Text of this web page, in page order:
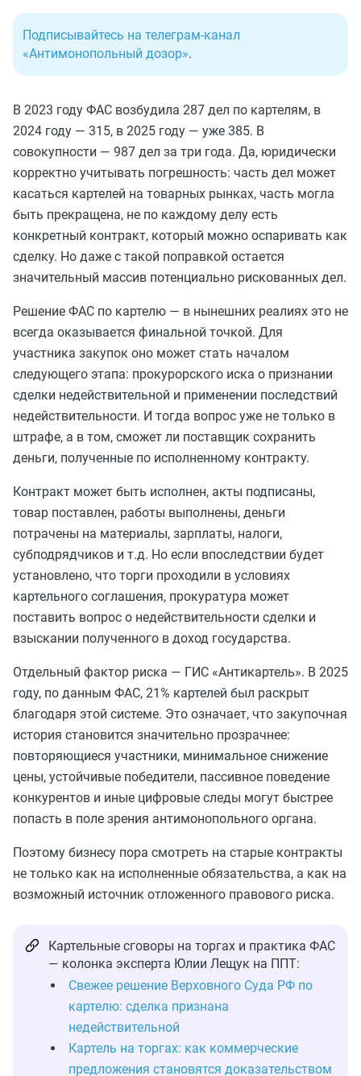
Подписывайтесь на телеграм-канал
«Антимонопольный дозор».
В 2023 году ФАС возбудила 287 дел по картелям, в
2024 году — 315, в 2025 году — уже 385. В
совокупности — 987 дел за три года. Да, юридически
корректно учитывать погрешность: часть дел может
касаться картелей на товарных рынках, часть могла
быть прекращена, не по каждому делу есть
конкретный контракт, который можно оспаривать как
сделку. Но даже с такой поправкой остается
значительный массив потенциально рискованных дел.
Решение ФАС по картелю — в нынешних реалиях это не
всегда оказывается финальной точкой. Для
участника закупок оно может стать началом
следующего этапа: прокурорского иска о признании
сделки недействительной и применении последствий
недействительности. И тогда вопрос уже не только в
штрафе, а в том, сможет ли поставщик сохранить
деньги, полученные по исполненному контракту.
Контракт может быть исполнен, акты подписаны,
товар поставлен, работы выполнены, деньги
потрачены на материалы, зарплаты, налоги,
субподрядчиков и т.д. Но если впоследствии будет
установлено, что торги проходили в условиях
картельного соглашения, прокуратура может
поставить вопрос о недействительности сделки и
взыскании полученного в доход государства.
Отдельный фактор риска — ГИС «Антикартель». В 2025
году, по данным ФАС, 21% картелей был раскрыт
благодаря этой системе. Это означает, что закупочная
история становится значительно прозрачнее:
повторяющиеся участники, минимальное снижение
цены, устойчивые победители, пассивное поведение
конкурентов и иные цифровые следы могут быстрее
попасть в поле зрения антимонопольного органа.
Поэтому бизнесу пора смотреть на старые контракты
не только как на исполненные обязательства, а как на
возможный источник отложенного правового риска.
Картельные сговоры на торгах и практика ФАС
— колонка эксперта Юлии Лещук на ППТ:
Свежее решение Верховного Суда РФ по
картелю: сделка признана
недействительной
Картель на торгах: как коммерческие
предложения становятся доказательством